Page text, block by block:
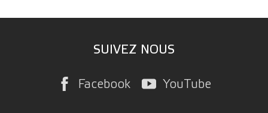
SUIVEZ NOUS
Facebook YouTube